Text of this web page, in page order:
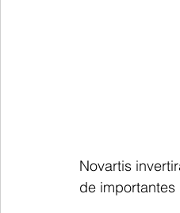
Novartis
de importantes